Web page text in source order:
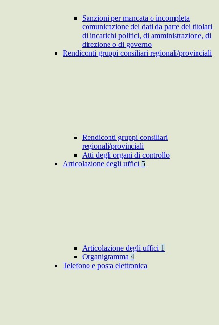
Sanzioni per mancata o incompleta
comunicazione dei dati da parte dei titolari
di incarichi politici, di amministrazione, di
direzione o di governo
Rendiconti gruppi consiliari regionali/provinciali
Rendiconti gruppi consiliari
regionali/provinciali
Atti degli organi di controllo
Articolazione degli uffici 5
Articolazione degli uffici 1
Organigramma 4
Telefono e posta elettronica